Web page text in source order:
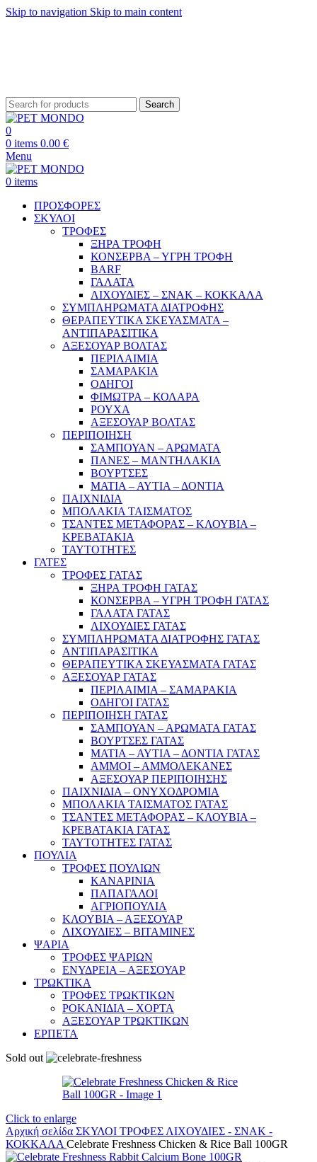
Skip to navigation Skip to main content
Search
0
0 items 0.00 €
Menu
0 items
ΠΡΟΣΦΟΡΕΣ
ΣΚΥΛΟΙ
ΤΡΟΦΕΣ
ΞΗΡΑ ΤΡΟΦΗ
ΚΟΝΣΕΡΒΑ – ΥΓΡΗ ΤΡΟΦΗ
BARF
ΓΑΛΑΤΑ
ΛΙΧΟΥΔΙΕΣ – ΣΝΑΚ – ΚΟΚΚΑΛΑ
ΣΥΜΠΛΗΡΩΜΑΤΑ ΔΙΑΤΡΟΦΗΣ
ΘΕΡΑΠΕΥΤΙΚΑ ΣΚΕΥΑΣΜΑΤΑ –
ΑΝΤΙΠΑΡΑΣΙΤΙΚΑ
ΑΞΕΣΟΥΑΡ ΒΟΛΤΑΣ
ΠΕΡΙΛΑΙΜΙΑ
ΣΑΜΑΡΑΚΙΑ
ΟΔΗΓΟΙ
ΦΙΜΩΤΡΑ – ΚΟΛΑΡΑ
ΡΟΥΧΑ
ΑΞΕΣΟΥΑΡ ΒΟΛΤΑΣ
ΠΕΡΙΠΟΙΗΣΗ
ΣΑΜΠΟΥΑΝ – ΑΡΩΜΑΤΑ
ΠΑΝΕΣ – ΜΑΝΤΗΛΑΚΙΑ
ΒΟΥΡΤΣΕΣ
ΜΑΤΙΑ – ΑΥΤΙΑ – ΔΟΝΤΙΑ
ΠΑΙΧΝΙΔΙΑ
ΜΠΟΛΑΚΙΑ ΤΑΙΣΜΑΤΟΣ
ΤΣΑΝΤΕΣ ΜΕΤΑΦΟΡΑΣ – ΚΛΟΥΒΙΑ –
ΚΡΕΒΑΤΑΚΙΑ
ΤΑΥΤΟΤΗΤΕΣ
ΓΑΤΕΣ
ΤΡΟΦΕΣ ΓΑΤΑΣ
ΞΗΡΑ ΤΡΟΦΗ ΓΑΤΑΣ
ΚΟΝΣΕΡΒΑ – ΥΓΡΗ ΤΡΟΦΗ ΓΑΤΑΣ
ΓΑΛΑΤΑ ΓΑΤΑΣ
ΛΙΧΟΥΔΙΕΣ ΓΑΤΑΣ
ΣΥΜΠΛΗΡΩΜΑΤΑ ΔΙΑΤΡΟΦΗΣ ΓΑΤΑΣ
ΑΝΤΙΠΑΡΑΣΙΤΙΚΑ
ΘΕΡΑΠΕΥΤΙΚΑ ΣΚΕΥΑΣΜΑΤΑ ΓΑΤΑΣ
ΑΞΕΣΟΥΑΡ ΓΑΤΑΣ
ΠΕΡΙΛΑΙΜΙΑ – ΣΑΜΑΡΑΚΙΑ
ΟΔΗΓΟΙ ΓΑΤΑΣ
ΠΕΡΙΠΟΙΗΣΗ ΓΑΤΑΣ
ΣΑΜΠΟΥΑΝ – ΑΡΩΜΑΤΑ ΓΑΤΑΣ
ΒΟΥΡΤΣΕΣ ΓΑΤΑΣ
ΜΑΤΙΑ – ΑΥΤΙΑ – ΔΟΝΤΙΑ ΓΑΤΑΣ
ΑΜΜΟΙ – ΑΜΜΟΛΕΚΑΝΕΣ
ΑΞΕΣΟΥΑΡ ΠΕΡΙΠΟΙΗΣΗΣ
ΠΑΙΧΝΙΔΙΑ – ΟΝΥΧΟΔΡΟΜΙΑ
ΜΠΟΛΑΚΙΑ ΤΑΙΣΜΑΤΟΣ ΓΑΤΑΣ
ΤΣΑΝΤΕΣ ΜΕΤΑΦΟΡΑΣ – ΚΛΟΥΒΙΑ –
ΚΡΕΒΑΤΑΚΙΑ ΓΑΤΑΣ
ΤΑΥΤΟΤΗΤΕΣ ΓΑΤΑΣ
ΠΟΥΛΙΑ
ΤΡΟΦΕΣ ΠΟΥΛΙΩΝ
ΚΑΝΑΡΙΝΙΑ
ΠΑΠΑΓΑΛΟΙ
ΑΓΡΙΟΠΟΥΛΙΑ
ΚΛΟΥΒΙΑ – ΑΞΕΣΟΥΑΡ
ΛΙΧΟΥΔΙΕΣ – ΒΙΤΑΜΙΝΕΣ
ΨΑΡΙΑ
ΤΡΟΦΕΣ ΨΑΡΙΩΝ
ΕΝΥΔΡΕΙΑ – ΑΞΕΣΟΥΑΡ
ΤΡΩΚΤΙΚΑ
ΤΡΟΦΕΣ ΤΡΩΚΤΙΚΩΝ
ΡΟΚΑΝΙΔΙΑ – ΧΟΡΤΑ
ΑΞΕΣΟΥΑΡ ΤΡΩΚΤΙΚΩΝ
ΕΡΠΕΤΑ
Sold out
Click to enlarge
Αρχική σελίδα ΣΚΥΛΟΙ ΤΡΟΦΕΣ ΛΙΧΟΥΔΙΕΣ - ΣΝΑΚ -
ΚΟΚΚΑΛΑ Celebrate Freshness Chicken & Rice Ball 100GR